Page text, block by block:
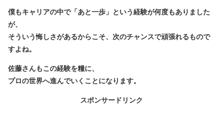
僕もキャリアの中で「あと一歩」という経験が何度もありました
が、
そういう悔しさがあるからこそ、次のチャンスで頑張れるもので
すよね。
佐藤さんもこの経験を糧に、
プロの世界へ進んでいくことになります。
スポンサードリンク